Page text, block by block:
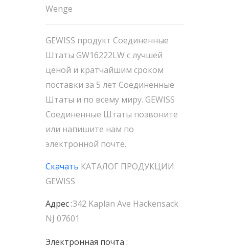
Wenge
GEWISS продукт Соединенные
Штаты GW16222LW с лучшей
ценой и кратчайшим сроком
поставки за 5 лет Соединенные
Штаты и по всему миру. GEWISS
Соединенные Штаты позвоните
или напишите нам по
электронной почте.
Скачать КАТАЛОГ ПРОДУКЦИИ
GEWISS
Адрес :342 Kaplan Ave Hackensack
NJ 07601
Электронная почта :